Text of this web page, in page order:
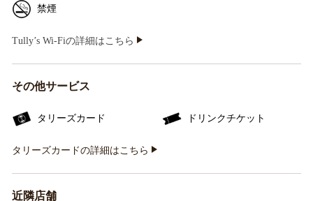
禁煙
Tully’s Wi-Fiの詳細はこちら
その他サービス
タリーズカード ドリンクチケット
タリーズカードの詳細はこちら
近隣店舗